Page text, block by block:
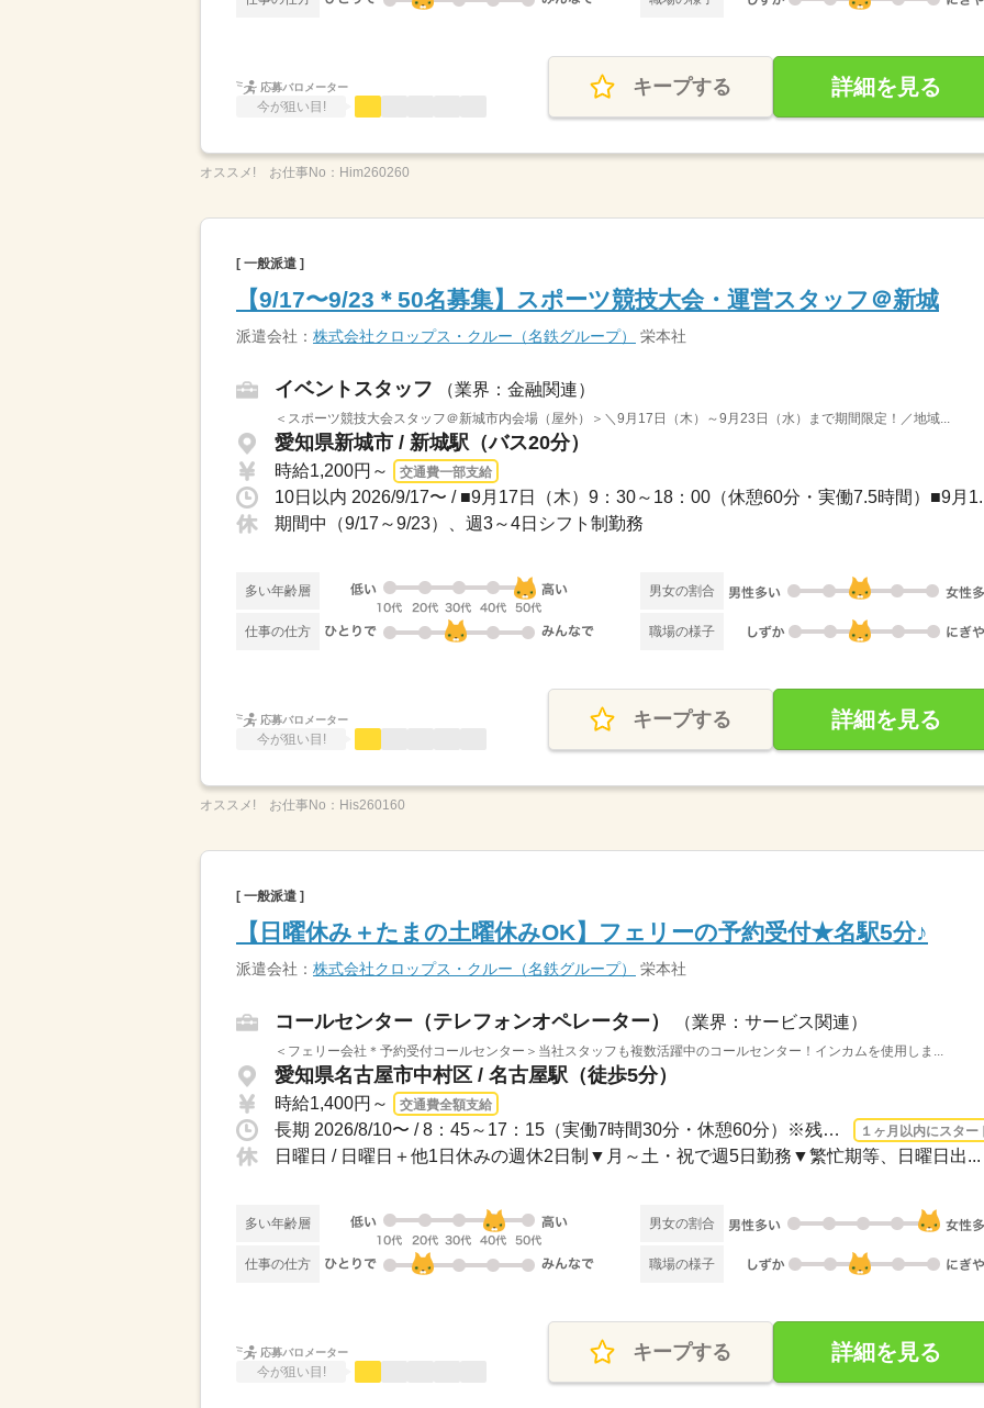
応募バロメーター
今が狙い目!
キープする 詳細を見る
オススメ! お仕事No： Him260260
[ 一般派遣 ]
【9/17〜9/23＊50名募集】スポーツ競技大会・運営スタッフ＠新城
派遣会社： 株式会社クロップス・クルー（名鉄グループ） 栄本社
イベントスタッフ （業界：金融関連）
＜スポーツ競技大会スタッフ＠新城市内会場（屋外）＞＼9月17日（木）～9月23日（水）まで期間限定！／地域...
愛知県新城市 / 新城駅（バス20分）
時給1,200円～ 交通費一部支給
10日以内 2026/9/17〜 / ■9月17日（木）9：30～18：00（休憩60分・実働7.5時間）■9月
期間中（9/17～9/23）、週3～4日シフト制勤務
多い年齢層 男女の割合
仕事の仕方 職場の様子
応募バロメーター
今が狙い目!
キープする 詳細を見る
オススメ! お仕事No： His260160
[ 一般派遣 ]
【日曜休み＋たまの土曜休みOK】フェリーの予約受付★名駅5分♪
派遣会社： 株式会社クロップス・クルー（名鉄グループ） 栄本社
コールセンター（テレフォンオペレーター） （業界：サービス関連）
＜フェリー会社＊予約受付コールセンター＞当社スタッフも複数活躍中のコールセンター！インカムを使用しま...
愛知県名古屋市中村区 / 名古屋駅（徒歩5分）
時給1,400円～ 交通費全額支給
長期 2026/8/10〜 / 8：45～17：15（実働7時間30分・休憩60分）※残業少なめ １ヶ月以内にスター
日曜日 / 日曜日＋他1日休みの週休2日制▼月～土・祝で週5日勤務▼繁忙期等、日曜日出...
多い年齢層 男女の割合
仕事の仕方 職場の様子
応募バロメーター
今が狙い目!
キープする 詳細を見る